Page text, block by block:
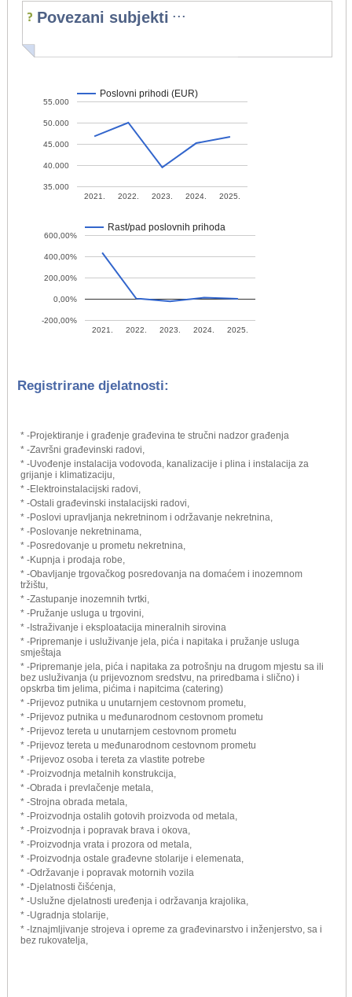
Povezani subjekti ...
Poslovni prihodi (EUR)
2021. 2022. 2023. 2024. 2025.
35.000
40.000
45.000
50.000
55.000
Rast/pad poslovnih prihoda
2021. 2022. 2023. 2024. 2025.
-200,00%
0,00%
200,00%
400,00%
600,00%
Registrirane djelatnosti:
* -Projektiranje i građenje građevina te stručni nadzor građenja
* -Završni građevinski radovi,
* -Uvođenje instalacija vodovoda, kanalizacije i plina i instalacija za
grijanje i klimatizaciju,
* -Elektroinstalacijski radovi,
* -Ostali građevinski instalacijski radovi,
* -Poslovi upravljanja nekretninom i održavanje nekretnina,
* -Poslovanje nekretninama,
* -Posredovanje u prometu nekretnina,
* -Kupnja i prodaja robe,
* -Obavljanje trgovačkog posredovanja na domaćem i inozemnom
tržištu,
* -Zastupanje inozemnih tvrtki,
* -Pružanje usluga u trgovini,
* -Istraživanje i eksploatacija mineralnih sirovina
* -Pripremanje i usluživanje jela, pića i napitaka i pružanje usluga
smještaja
* -Pripremanje jela, pića i napitaka za potrošnju na drugom mjestu sa ili
bez usluživanja (u prijevoznom sredstvu, na priredbama i slično) i
opskrba tim jelima, pićima i napitcima (catering)
* -Prijevoz putnika u unutarnjem cestovnom prometu,
* -Prijevoz putnika u međunarodnom cestovnom prometu
* -Prijevoz tereta u unutarnjem cestovnom prometu
* -Prijevoz tereta u međunarodnom cestovnom prometu
* -Prijevoz osoba i tereta za vlastite potrebe
* -Proizvodnja metalnih konstrukcija,
* -Obrada i prevlačenje metala,
* -Strojna obrada metala,
* -Proizvodnja ostalih gotovih proizvoda od metala,
* -Proizvodnja i popravak brava i okova,
* -Proizvodnja vrata i prozora od metala,
* -Proizvodnja ostale građevne stolarije i elemenata,
* -Održavanje i popravak motornih vozila
* -Djelatnosti čišćenja,
* -Uslužne djelatnosti uređenja i održavanja krajolika,
* -Ugradnja stolarije,
* -Iznajmljivanje strojeva i opreme za građevinarstvo i inženjerstvo, sa i
bez rukovatelja,